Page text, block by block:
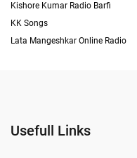
Kishore Kumar Radio Barfi
KK Songs
Lata Mangeshkar Online Radio
Usefull Links